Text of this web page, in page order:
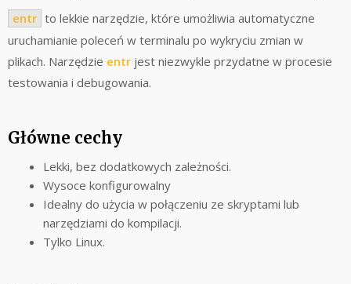
entr to lekkie narzędzie, które umożliwia automatyczne
uruchamianie poleceń w terminalu po wykryciu zmian w
plikach. Narzędzie entr jest niezwykle przydatne w procesie
testowania i debugowania.
Główne cechy
Lekki, bez dodatkowych zależności.
Wysoce konfigurowalny
Idealny do użycia w połączeniu ze skryptami lub
narzędziami do kompilacji.
Tylko Linux.